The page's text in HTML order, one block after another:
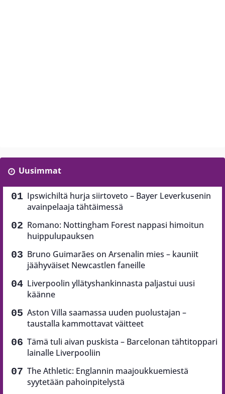
Uusimmat
Ipswichiltä hurja siirtoveto – Bayer Leverkusenin
avainpelaaja tähtäimessä
Romano: Nottingham Forest nappasi himoitun
huippulupauksen
Bruno Guimarães on Arsenalin mies – kauniit
jäähyväiset Newcastlen faneille
Liverpoolin yllätyshankinnasta paljastui uusi
käänne
Aston Villa saamassa uuden puolustajan –
taustalla kammottavat väitteet
Tämä tuli aivan puskista – Barcelonan tähtitoppari
lainalle Liverpooliin
The Athletic: Englannin maajoukkuemiestä
syytetään pahoinpitelystä